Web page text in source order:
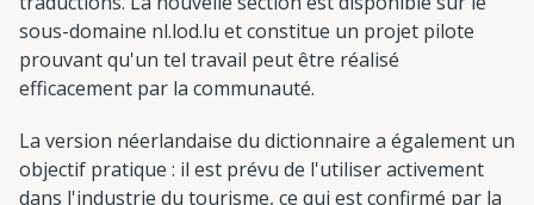
sous-domaine nl.lod.lu et constitue un projet pilote
prouvant qu'un tel travail peut être réalisé
efficacement par la communauté.
La version néerlandaise du dictionnaire a également un
objectif pratique : il est prévu de l'utiliser activement
dans l'industrie du tourisme, ce qui est confirmé par la